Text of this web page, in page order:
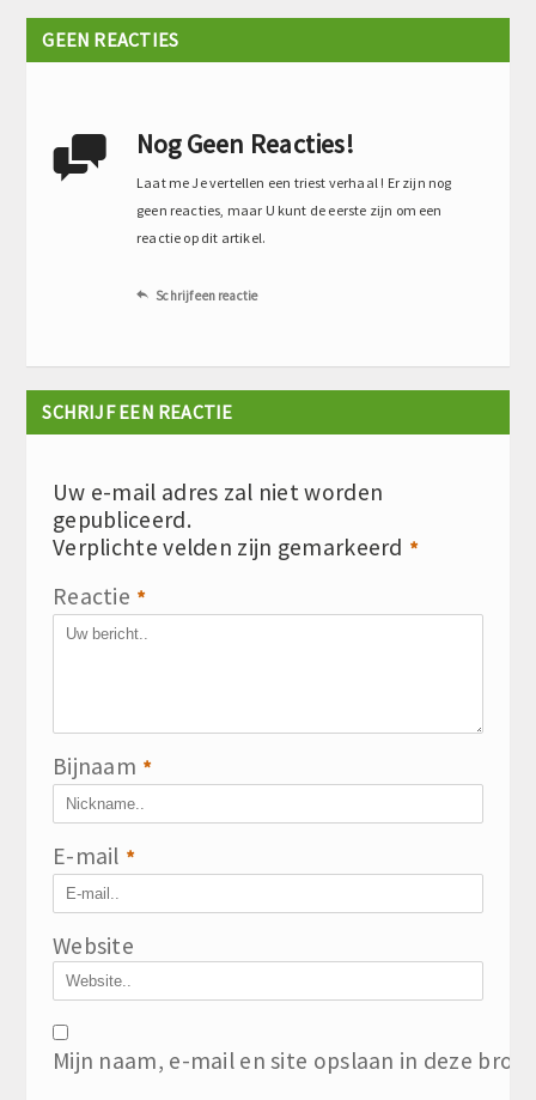
GEEN REACTIES
 Nog Geen Reacties!
Laat me Je vertellen een triest verhaal ! Er zijn nog
geen reacties, maar U kunt de eerste zijn om een
reactie op dit artikel.
 Schrijf een reactie
SCHRIJF EEN REACTIE
Uw e-mail adres zal niet worden
gepubliceerd.
Verplichte velden zijn gemarkeerd *
Reactie *
Bijnaam *
E-mail *
Website
Mijn naam, e-mail en site opslaan in deze